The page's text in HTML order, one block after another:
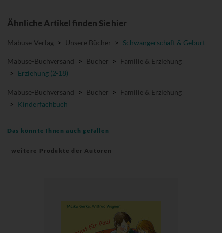
Ähnliche Artikel finden Sie hier
Mabuse-Verlag > Unsere Bücher > Schwangerschaft & Geburt
Mabuse-Buchversand > Bücher > Familie & Erziehung
> Erziehung (2-18)
Mabuse-Buchversand > Bücher > Familie & Erziehung
> Kinderfachbuch
Das könnte Ihnen auch gefallen
weitere Produkte der Autoren